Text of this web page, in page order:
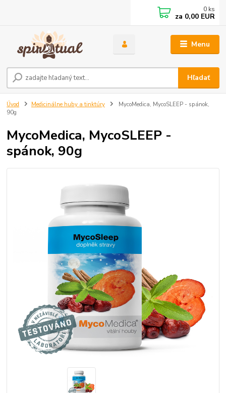
Menu
Hľadať
0 ks
za 0,00 EUR
Úvod Medicinálne huby a tinktúry
MycoMedica, MycoSLEEP - spánok,
90g
MycoMedica, MycoSLEEP -
spánok, 90g